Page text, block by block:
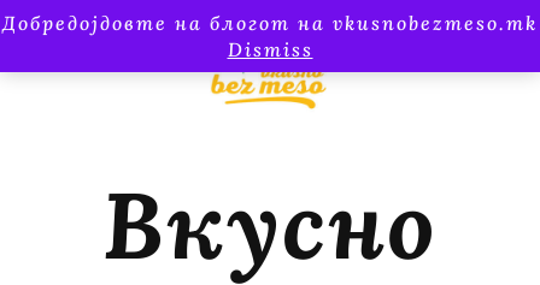
Добредојдовте на блогот на vkusnobezmeso.mk
Dismiss
Вкусно